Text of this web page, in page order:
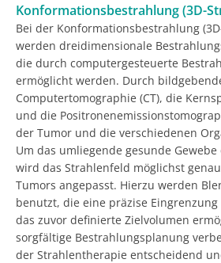
Konformationsbestrahlung (3D-
Bei der Konformationsbestrahlung
werden dreidimensionale
die durch computergesteuerte
ermöglicht werden. Durch
Computertomographie (CT), die
und die
der Tumor und die verschiedenen
Um das umliegende gesunde
wird das Strahlenfeld möglichst
Tumors angepasst. Hierzu werden
benutzt, die eine präzise
das zuvor definierte Zielvolumen
sorgfältige Bestrahlungsplanung
der Strahlentherapie entscheidend